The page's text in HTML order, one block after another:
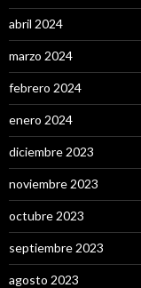
abril 2024
marzo 2024
febrero 2024
enero 2024
diciembre 2023
noviembre 2023
octubre 2023
septiembre 2023
agosto 2023